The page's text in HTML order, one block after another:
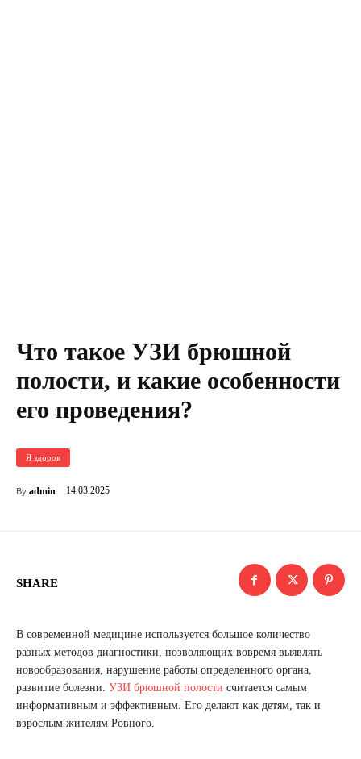
Что такое УЗИ брюшной
полости, и какие особенности
его проведения?
Я здоров
By admin 14.03.2025
SHARE
В современной медицине используется большое количество
разных методов диагностики, позволяющих вовремя выявлять
новообразования, нарушение работы определенного органа,
развитие болезни. УЗИ брюшной полости считается самым
информативным и эффективным. Его делают как детям, так и
взрослым жителям Ровного.